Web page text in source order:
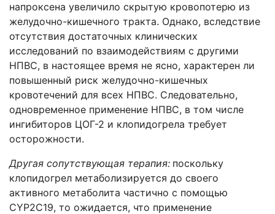
напроксена увеличило скрытую кровопотерю из
желудочно-кишечного тракта. Однако, вследствие
отсутствия достаточных клинических
исследований по взаимодействиям с другими
НПВС, в настоящее время не ясно, характерен ли
повышенный риск желудочно-кишечных
кровотечений для всех НПВС. Следовательно,
одновременное применение НПВС, в том числе
ингибиторов ЦОГ-2 и клопидогрела требует
осторожности.
Другая сопутствующая терапия: поскольку
клопидогрел метаболизируется до своего
активного метаболита частично с помощью
CYP2С19, то ожидается, что применение